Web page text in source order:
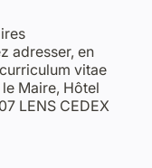
adresser, en
vitae
Maire, Hôtel
LENS CEDEX